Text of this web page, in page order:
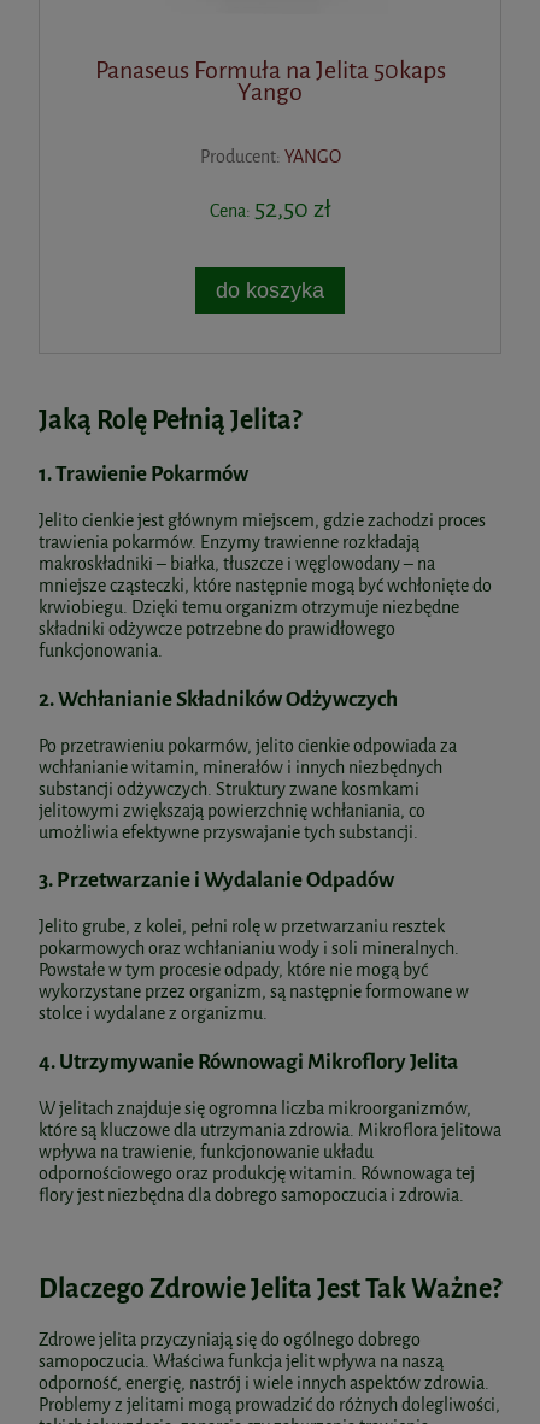
Panaseus Formuła na Jelita 50kaps
Yango
Producent: YANGO
Cena: 52,50 zł
do koszyka
Jaką Rolę Pełnią Jelita?
1.Trawienie Pokarmów
Jelito cienkie jest głównym miejscem, gdzie zachodzi proces
trawienia pokarmów. Enzymy trawienne rozkładają
makroskładniki – białka, tłuszcze i węglowodany – na
mniejsze cząsteczki, które następnie mogą być wchłonięte do
krwiobiegu. Dzięki temu organizm otrzymuje niezbędne
składniki odżywcze potrzebne do prawidłowego
funkcjonowania.
2.Wchłanianie Składników Odżywczych
Po przetrawieniu pokarmów, jelito cienkie odpowiada za
wchłanianie witamin, minerałów i innych niezbędnych
substancji odżywczych. Struktury zwane kosmkami
jelitowymi zwiększają powierzchnię wchłaniania, co
umożliwia efektywne przyswajanie tych substancji.
3.Przetwarzanie i Wydalanie Odpadów
Jelito grube, z kolei, pełni rolę w przetwarzaniu resztek
pokarmowych oraz wchłanianiu wody i soli mineralnych.
Powstałe w tym procesie odpady, które nie mogą być
wykorzystane przez organizm, są następnie formowane w
stolce i wydalane z organizmu.
4.Utrzymywanie Równowagi Mikroflory Jelita
W jelitach znajduje się ogromna liczba mikroorganizmów,
które są kluczowe dla utrzymania zdrowia. Mikroflora jelitowa
wpływa na trawienie, funkcjonowanie układu
odpornościowego oraz produkcję witamin. Równowaga tej
flory jest niezbędna dla dobrego samopoczucia i zdrowia.
Dlaczego Zdrowie Jelita Jest Tak Ważne?
Zdrowe jelita przyczyniają się do ogólnego dobrego
samopoczucia. Właściwa funkcja jelit wpływa na naszą
odporność, energię, nastrój i wiele innych aspektów zdrowia.
Problemy z jelitami mogą prowadzić do różnych dolegliwości,